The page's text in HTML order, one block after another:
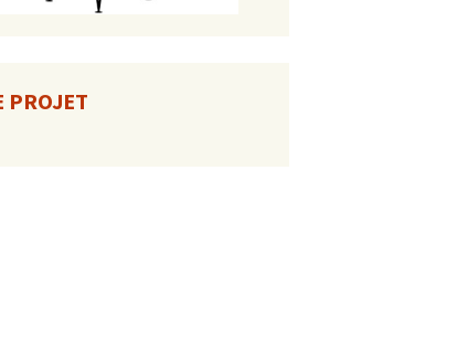
PROJET